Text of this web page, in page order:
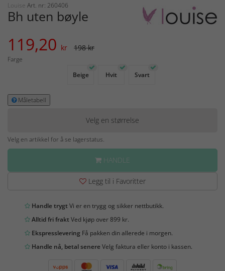
Louise Art. nr: 260406
Bh uten bøyle
119,20 kr 198 kr
Farge
Beige
Hvit Svart
Måletabell
Velg en størrelse
Velg en artikkel for å se lagerstatus.
HANDLE
Legg til i Favoritter
Handle trygtVi er en trygg og sikker nettbutikk.
Alltid fri fraktVed kjøp over 899 kr.
Ekspresslevering Få pakken din allerede i morgen.
Handle nå, betal senereVelg faktura eller konto i kassen.